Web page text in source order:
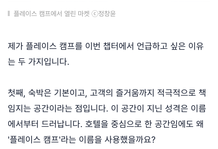
플레이스 캠프에서 열린 마켓 ⓒ정창윤
제가 플레이스 캠프를 이번 챕터에서 언급하고 싶은 이유
는 두 가지입니다.
첫째, 숙박은 기본이고, 고객의 즐거움까지 적극적으로 책
임지는 공간이라는 점입니다. 이 공간이 지닌 성격은 이름
에서부터 드러납니다. 호텔을 중심으로 한 공간임에도 왜
'플레이스 캠프'라는 이름을 사용했을까요?